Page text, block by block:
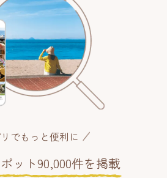
でもっと便利に
ット90,000件を掲載